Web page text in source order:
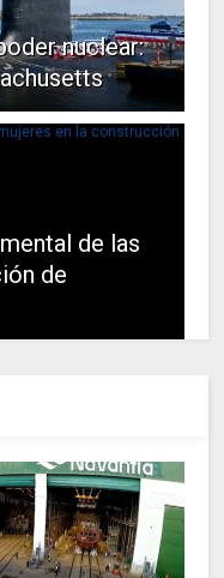
nuclear:
de las
de